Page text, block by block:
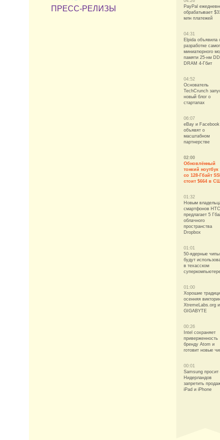
ПРЕСС-РЕЛИЗЫ
PayPal
обрабатывает
млн платежей
04:31
Elpida объявила
разработке
миниатюрного
памяти 25-нм
DRAM 4-Гбит
04:52
Основатель
TechCrunch
новый блог о
стартапах
06:07
eBay и Facebook
объявят о
масштабном
партнерстве
02:00
Обновлённый
тонкий ноутбук
со 128-Гбайт
стоит $664 в
01:32
Новым
смартфонов HTC
предлагает 5
облачного
пространства
Dropbox
01:01
50-ядерные чипы
будут
в техасском
01:00
Хорошие
осенняя
XtremeLabs.org и
GIGABYTE
00:26
Intel сохраняет
приверженность
бренду Atom и
готовит новые
00:01
Samsung просит
Нидерландов
запретить
iPad и iPhone